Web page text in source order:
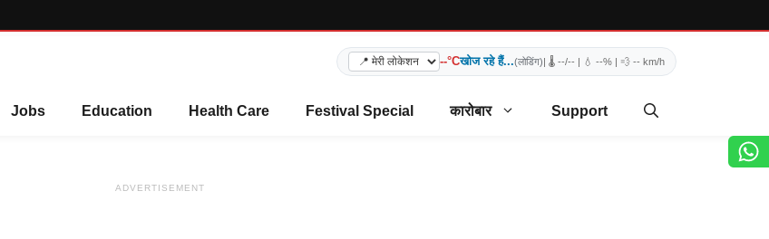
--°Cखोज रहे हैं...(लोडिंग)| 🌡️ --/-- | 💧 --% | 💨 -- km/h
Jobs Education Health Care Festival Special कारोबार Support
ADVERTISEMENT